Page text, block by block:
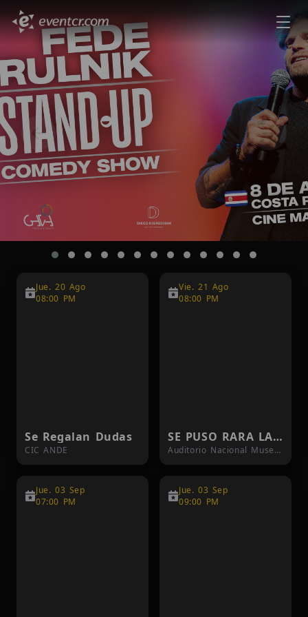
›
Jue. 20 Ago
08:00 PM
Se Regalan Dudas
CIC ANDE
Vie. 21 Ago
08:00 PM
SE PUSO RARA LA VIDA | SAN JOSE, CR
Auditorio Nacional Museo de los Niños
Jue. 03 Sep
07:00 PM
Jue. 03 Sep
09:00 PM